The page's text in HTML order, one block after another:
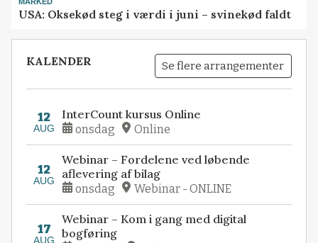
USA: Oksekød steg i værdi i juni – svinekød faldt
KALENDER Se flere arrangementer
12
AUG
InterCount kursus Online
onsdag Online
12
AUG
Webinar – Fordelene ved løbende
aflevering af bilag
onsdag Webinar - ONLINE
17
AUG
Webinar – Kom i gang med digital
bogføring